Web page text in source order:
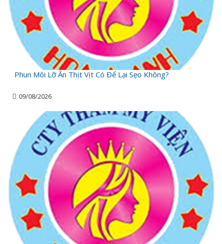
Phun Môi Lỡ Ăn Thịt Vịt Có Để Lại Sẹo Không?
09/08/2026